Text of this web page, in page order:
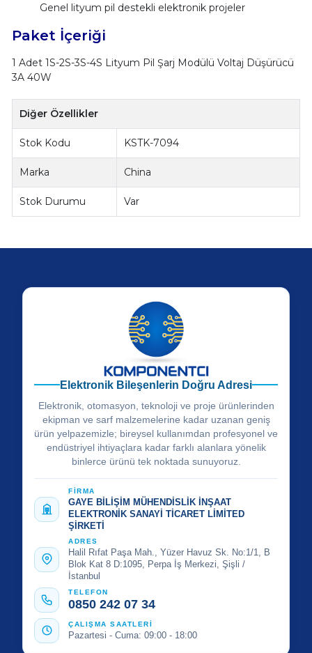
Genel lityum pil destekli elektronik projeler
Paket İçeriği
1 Adet 1S-2S-3S-4S Lityum Pil Şarj Modülü Voltaj Düşürücü
3A 40W
Diğer Özellikler
Stok Kodu KSTK-7094
Marka China
Stok Durumu Var
Elektronik Bileşenlerin Doğru Adresi
Elektronik, otomasyon, teknoloji ve proje ürünlerinden
ekipman ve sarf malzemelerine kadar uzanan geniş
ürün yelpazemizle; bireysel kullanımdan profesyonel ve
endüstriyel ihtiyaçlara kadar farklı alanlara yönelik
binlerce ürünü tek noktada sunuyoruz.
FİRMA
GAYE BİLİŞİM MÜHENDİSLİK İNŞAAT
ELEKTRONİK SANAYİ TİCARET LİMİTED
ŞİRKETİ
ADRES
Halil Rıfat Paşa Mah., Yüzer Havuz Sk. No:1/1, B
Blok Kat 8 D:1095, Perpa İş Merkezi, Şişli /
İstanbul
TELEFON
0850 242 07 34
ÇALIŞMA SAATLERİ
Pazartesi - Cuma: 09:00 - 18:00